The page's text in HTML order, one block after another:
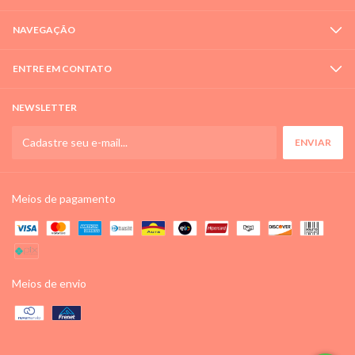
NAVEGAÇÃO
ENTRE EM CONTATO
NEWSLETTER
Meios de pagamento
Meios de envio